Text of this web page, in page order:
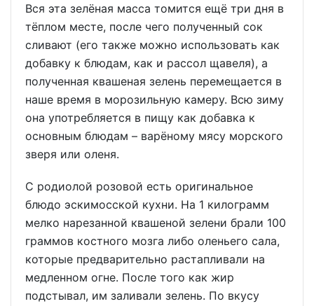
Вся эта зелёная масса томится ещё три дня в
тёплом месте, после чего полученный сок
сливают (его также можно использовать как
добавку к блюдам, как и рассол щавеля), а
полученная квашеная зелень перемещается в
наше время в морозильную камеру. Всю зиму
она употребляется в пищу как добавка к
основным блюдам – варёному мясу морского
зверя или оленя.
С родиолой розовой есть оригинальное
блюдо эскимосской кухни. На 1 килограмм
мелко нарезанной квашеной зелени брали 100
граммов костного мозга либо оленьего сала,
которые предварительно растапливали на
медленном огне. После того как жир
подстывал, им заливали зелень. По вкусу